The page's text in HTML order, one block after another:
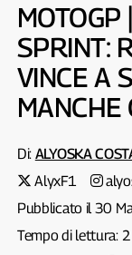
SPRINT:
VINCE A
MANCHE
Di: ALYOSKA
AlyxF1
Pubblicato il 30
Tempo di lettura: